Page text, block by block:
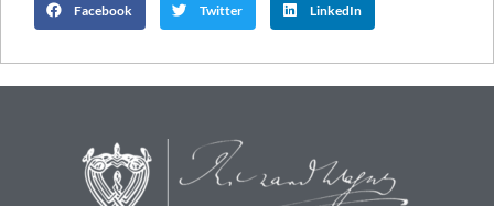
Facebook Twitter LinkedIn